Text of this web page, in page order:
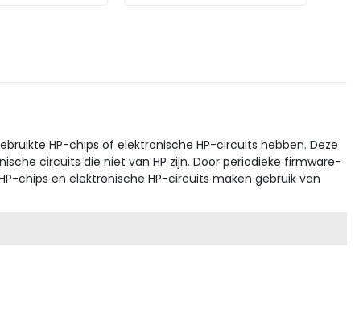
HP-chips of elektronische HP-circuits hebben. Deze
circuits die niet van HP zijn. Door periodieke firmware-
chips en elektronische HP-circuits maken gebruik van